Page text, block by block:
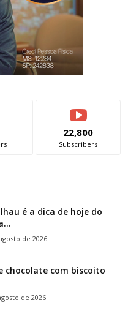
22,800
Subscribers
é a dica de hoje do
de 2026
chocolate com biscoito
de 2026